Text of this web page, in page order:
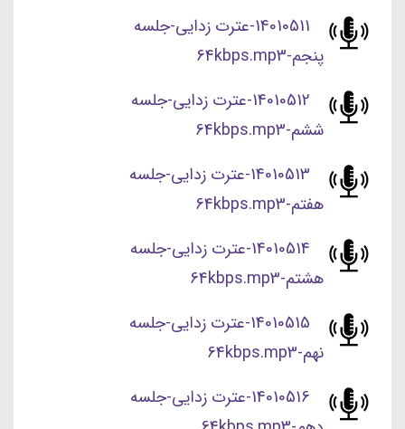
14010511-عترت زدایی-جلسه
پنجم-64kbps.mp3
14010512-عترت زدایی-جلسه
ششم-64kbps.mp3
14010513-عترت زدایی-جلسه
هفتم-64kbps.mp3
14010514-عترت زدایی-جلسه
هشتم-64kbps.mp3
14010515-عترت زدایی-جلسه
نهم-64kbps.mp3
14010516-عترت زدایی-جلسه